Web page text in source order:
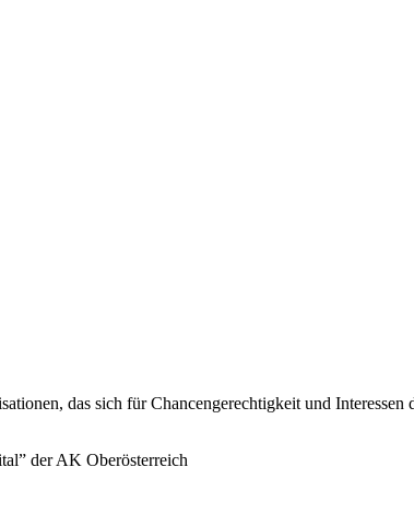
das sich für Chancengerechtigkeit und
der AK Oberösterreich